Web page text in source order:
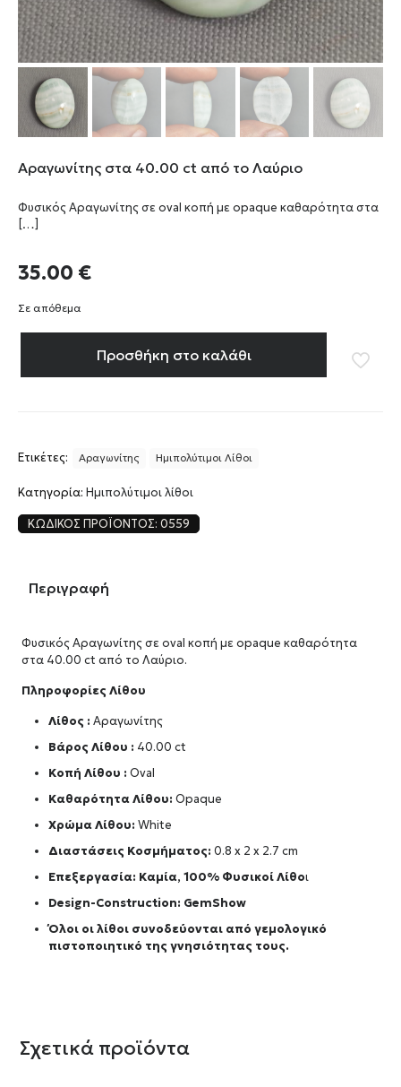
Αραγωνίτης στα 40.00 ct από το Λαύριο
Φυσικός Αραγωνίτης σε oval κοπή με opaque καθαρότητα στα
[…]
35.00 €
Σε απόθεμα
Προσθήκη στο καλάθι
Ετικέτες: Αραγωνίτης Ημιπολύτιμοι Λίθοι
Κατηγορία: Ημιπολύτιμοι λίθοι
ΚΩΔΙΚΌΣ ΠΡΟΪΌΝΤΟΣ: 0559
Περιγραφή
Φυσικός Αραγωνίτης σε oval κοπή με opaque καθαρότητα
στα 40.00 ct από το Λαύριο.
Πληροφορίες Λίθου
Λίθος : Αραγωνίτης
Βάρος Λίθου : 40.00 ct
Κοπή Λίθου :Oval
Καθαρότητα Λίθου: Opaque
Χρώμα Λίθου:White
Διαστάσεις Κοσμήματος: 0.8 x 2 x 2.7 cm
Επεξεργασία: Καμία, 100% Φυσικοί Λίθοι
Design-Construction: GemShow
Όλοι οι λίθοι συνοδεύονται από γεμολογικό
πιστοποιητικό της γνησιότητας τους.
Σχετικά προϊόντα